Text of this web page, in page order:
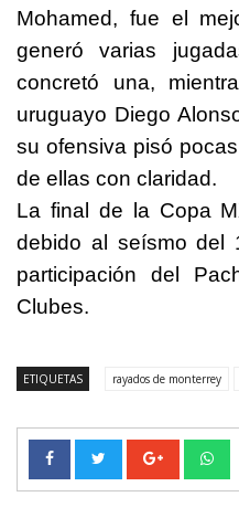
Mohamed, fue el
generó varias
concretó una,
uruguayo Diego
su ofensiva pisó
de ellas con claridad.
La final de la Copa
debido al seísmo del
participación del
Clubes.
ETIQUETAS rayados de monterrey